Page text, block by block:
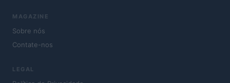
MAGAZINE
Sobre nós
Contate-nos
LEGAL